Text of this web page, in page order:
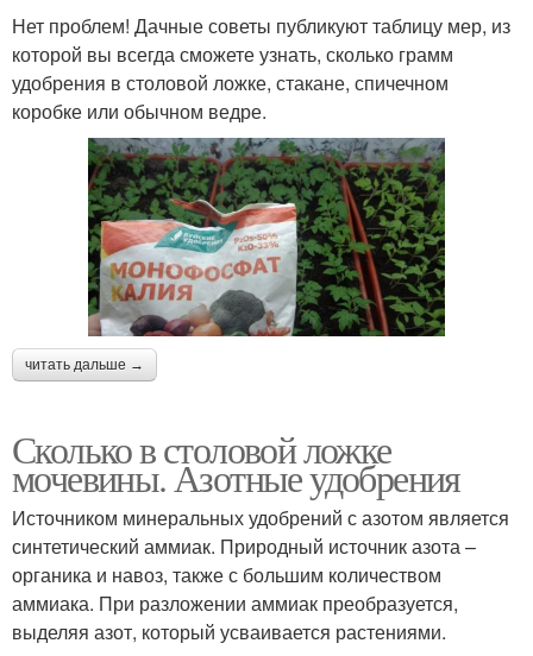
Нет проблем! Дачные советы публикуют таблицу мер, из
которой вы всегда сможете узнать, сколько грамм
удобрения в столовой ложке, стакане, спичечном
коробке или обычном ведре.
читать дальше →
Сколько в столовой ложке
мочевины. Азотные удобрения
Источником минеральных удобрений с азотом является
синтетический аммиак. Природный источник азота –
органика и навоз, также с большим количеством
аммиака. При разложении аммиак преобразуется,
выделяя азот, который усваивается растениями.